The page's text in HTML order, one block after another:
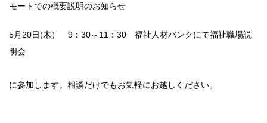
モートでの概要説明のお知らせ
5月20日(木） 9：30～11：30 福祉人材バンクにて福祉職場説
明会
に参加します。相談だけでもお気軽にお越しください。